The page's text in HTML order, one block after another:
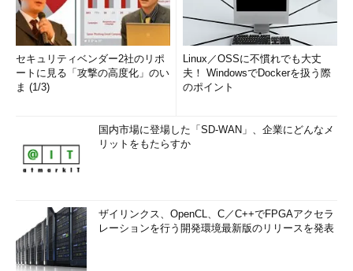
セキュリティベンダー2社のリポ
ートに見る「攻撃の高度化」のい
ま (1/3)
Linux／OSSに不慣れでも大丈
夫！ WindowsでDockerを扱う際
のポイント
国内市場に登場した「SD-WAN」、企業にどんなメ
リットをもたらすか
ザイリンクス、OpenCL、C／C++でFPGAアクセラ
レーションを行う開発環境最新版のリリースを発表